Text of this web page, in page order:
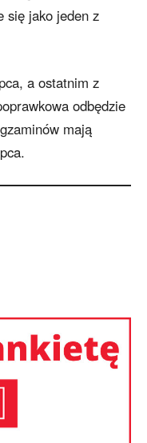
się jako jeden z
a ostatnim z
odbędzie
mają